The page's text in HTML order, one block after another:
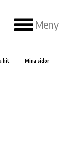
Meny
hit Mina sidor